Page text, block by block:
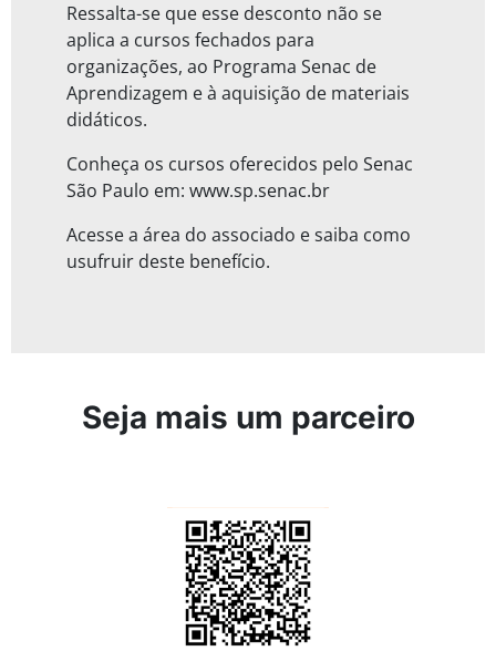
Ressalta-se que esse desconto não se
aplica a cursos fechados para
organizações, ao Programa Senac de
Aprendizagem e à aquisição de materiais
didáticos.
Conheça os cursos oferecidos pelo Senac
São Paulo em: www.sp.senac.br
Acesse a área do associado e saiba como
usufruir deste benefício.
Seja mais um parceiro